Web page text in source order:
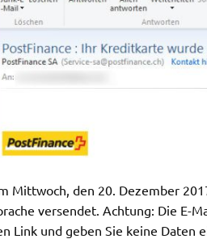
Mittwoch, den 20. Dezember
versendet. Achtung: Die E-
Link und geben Sie keine Daten